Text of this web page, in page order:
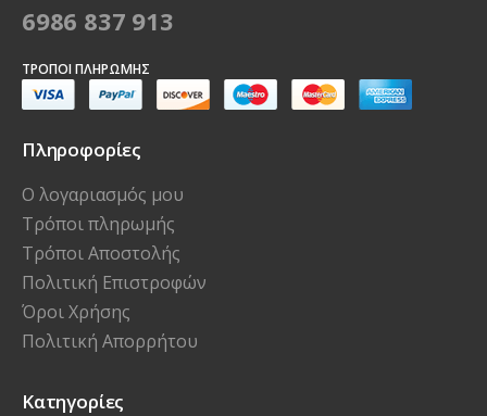
6986 837 913
ΤΡΌΠΟΙ ΠΛΗΡΩΜΉΣ
Πληροφορίες
Ο λογαριασμός μου
Τρόποι πληρωμής
Τρόποι Αποστολής
Πολιτική Επιστροφών
Όροι Χρήσης
Πολιτική Απορρήτου
Κατηγορίες